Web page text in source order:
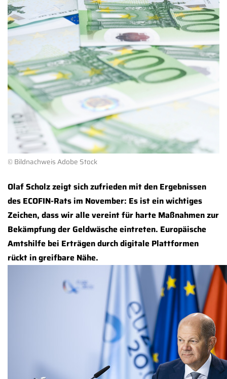
© Bildnachweis Adobe Stock
Olaf Scholz zeigt sich zufrieden mit den Ergebnissen
des ECOFIN-Rats im November: Es ist ein wichtiges
Zeichen, dass wir alle vereint für harte Maßnahmen zur
Bekämpfung der Geldwäsche eintreten. Europäische
Amtshilfe bei Erträgen durch digitale Plattformen
rückt in greifbare Nähe.